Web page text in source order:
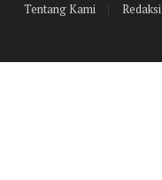
Tentang Kami
Redaksi